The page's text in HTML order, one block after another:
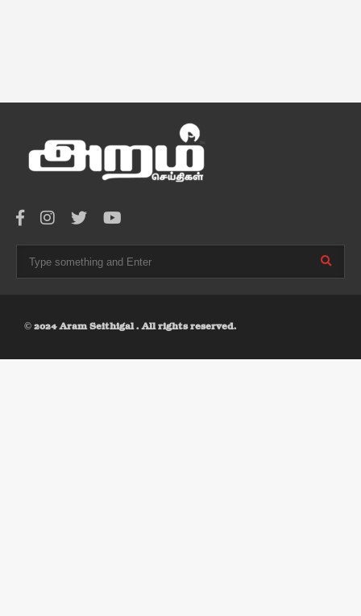
© 2024 Aram Seithigal . All rights reserved.